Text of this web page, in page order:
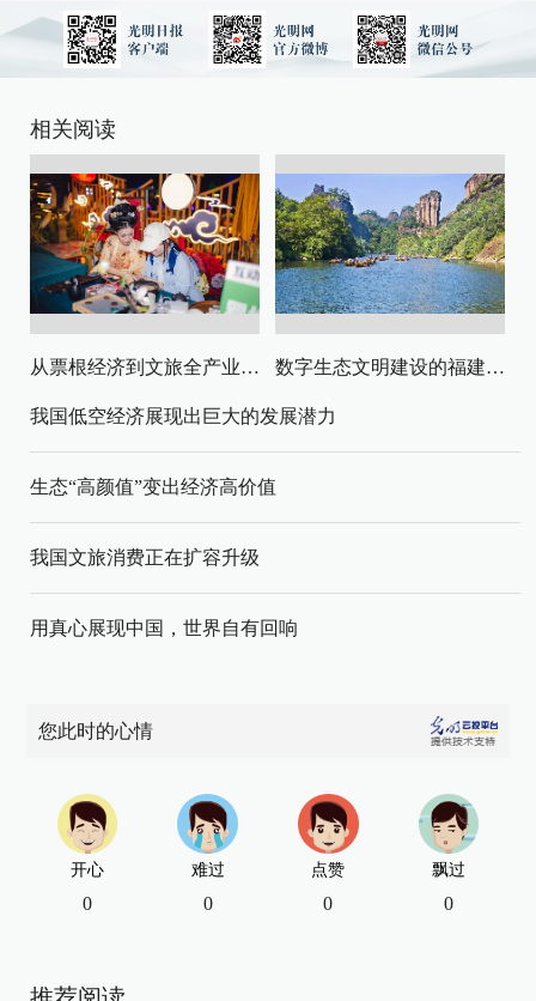
相关阅读
从票根经济到文旅全产业链升级 数字生态文明建设的福建路径与启示
我国低空经济展现出巨大的发展潜力
生态“高颜值”变出经济高价值
我国文旅消费正在扩容升级
用真心展现中国，世界自有回响
您此时的心情
开心
0
难过
0
点赞
0
飘过
0